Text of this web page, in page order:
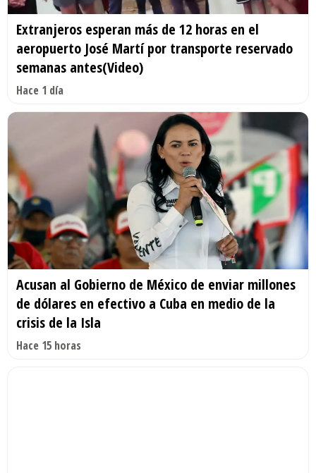
Extranjeros esperan más de 12 horas en el
aeropuerto José Martí por transporte reservado
semanas antes(Video)
Hace 1 día
Acusan al Gobierno de México de enviar millones
de dólares en efectivo a Cuba en medio de la
crisis de la Isla
Hace 15 horas